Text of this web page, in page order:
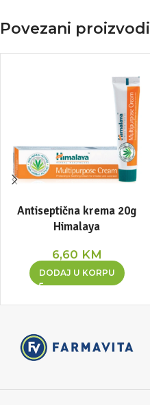
Povezani proizvodi
Antiseptična krema 20g
Himalaya
6,60 KM
DODAJ U KORPU